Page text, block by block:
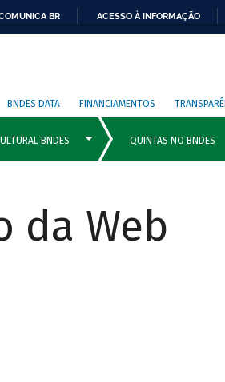
BR ACESSO À INFORMAÇÃO
BNDES DATA FINANCIAMENTOS
da Web